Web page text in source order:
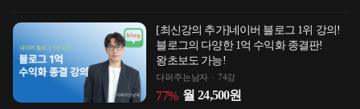
[최신강의 추가]네이버 블로그 1위 강의!
블로그의 다양한 1억 수익화 종결판!
왕초보도 가능!
다퍼주는남자 74강
77% 월 24,500원